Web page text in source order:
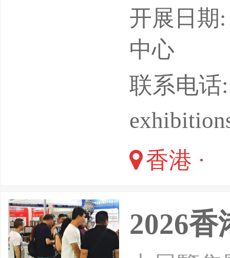
表界盛会
开展日期
中心
联系电话
香港 ·
2026